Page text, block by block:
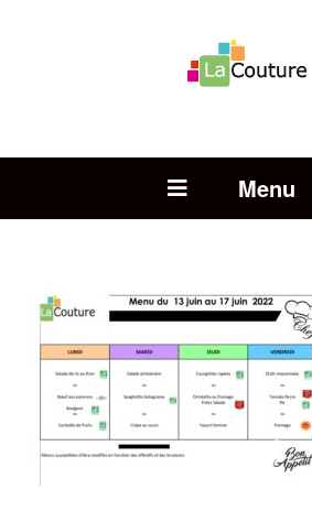
Open Menu